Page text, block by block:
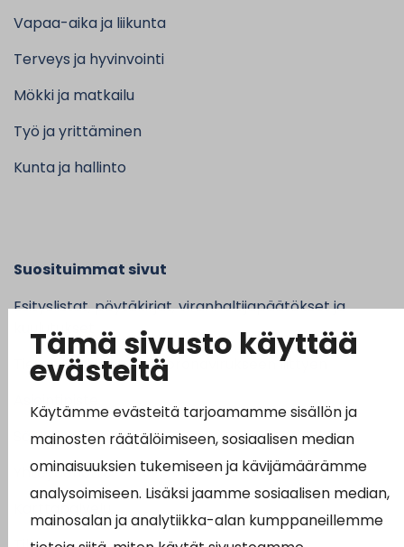
Tämä sivusto käyttää
evästeitä
Käytämme evästeitä tarjoamamme sisällön ja
mainosten räätälöimiseen, sosiaalisen median
ominaisuuksien tukemiseen ja kävijämäärämme
analysoimiseen. Lisäksi jaamme sosiaalisen median,
mainosalan ja analytiikka-alan kumppaneillemme
Vapaa-aika ja liikunta
Terveys ja hyvinvointi
Mökki ja matkailu
Työ ja yrittäminen
Kunta ja hallinto
Suosituimmat sivut
Esityslistat, pöytäkirjat, viranhaltijapäätökset ja
kuulutukset
Tietoa ja ohjeistusta koronavirukseen liittyen
Sähköinen asiointi
Yhteydenotto
Karttapalvelu